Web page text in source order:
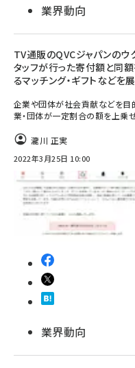
業界動向
TV通販のQVCジャパンのウ
タッフが行った寄付額と同
るマッチング・ギフトなどを
企業や団体が社会貢献などを目
業・団体が一定割合の額を上乗
瀧川 正実
2022年3月25日 10:00
業界動向